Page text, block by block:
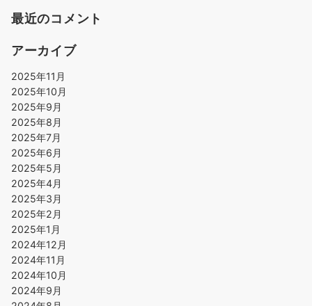
最近のコメント
アーカイブ
2025年11月
2025年10月
2025年9月
2025年8月
2025年7月
2025年6月
2025年5月
2025年4月
2025年3月
2025年2月
2025年1月
2024年12月
2024年11月
2024年10月
2024年9月